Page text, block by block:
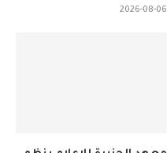
2026-08-06